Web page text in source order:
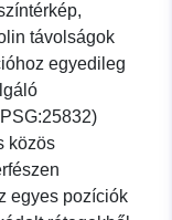
távolságok
egyedileg
közös
egyes pozíciók